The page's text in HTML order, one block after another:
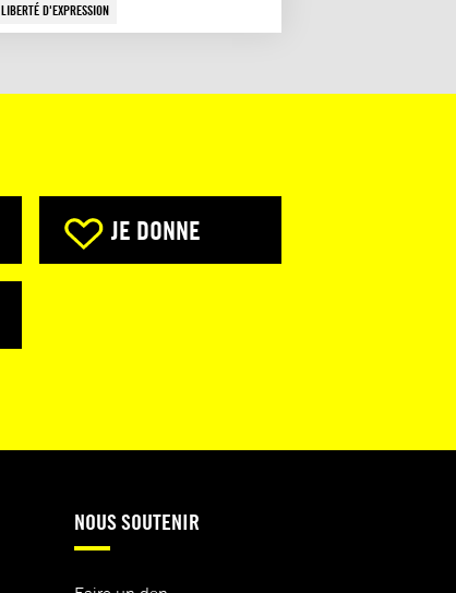
LIBERTÉ D'EXPRESSION
JE DONNE
NOUS SOUTENIR